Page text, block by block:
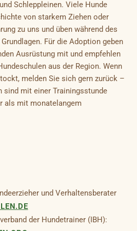
Schleppleinen. Viele Hunde
von starkem Ziehen oder
zu uns und üben während des
Für die Adoption geben
Ausrüstung mit und empfehlen
aus der Region. Wenn
melden Sie sich gern zurück –
sind mit einer Trainingsstunde
als mit monatelangem
und Verhaltensberater
der Hundetrainer (IBH):